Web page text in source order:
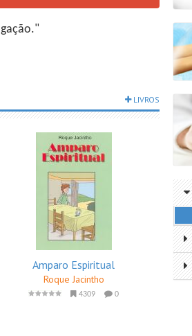
LIVROS
Amparo Espiritual
Roque Jacintho
4309 0